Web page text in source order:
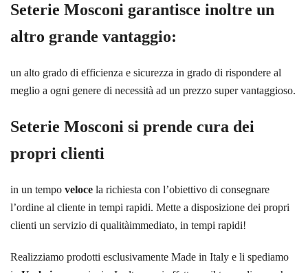
Seterie Mosconi garantisce inoltre un
altro grande vantaggio:
un alto grado di efficienza e sicurezza in grado di rispondere al
meglio a ogni genere di necessità ad un prezzo super vantaggioso.
Seterie Mosconi si prende cura dei
propri clienti
in un tempo veloce la richiesta con l’obiettivo di consegnare
l’ordine al cliente in tempi rapidi. Mette a disposizione dei propri
clienti un servizio di qualitàimmediato, in tempi rapidi!
Realizziamo prodotti esclusivamente Made in Italy e li spediamo